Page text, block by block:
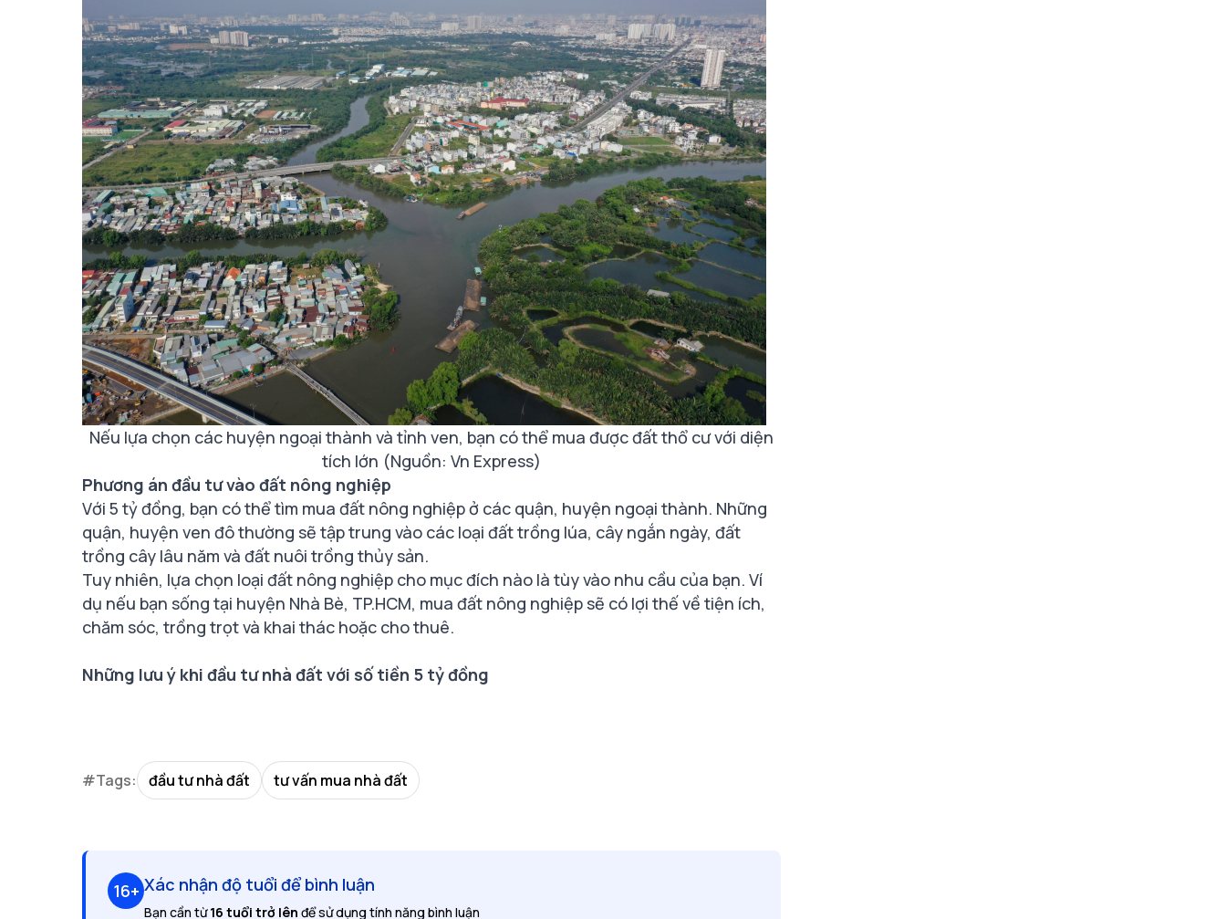
Nếu lựa chọn các huyện ngoại thành và tỉnh ven, bạn có thể mua được đất thổ cư với diện
tích lớn (Nguồn: Vn Express)
Phương án đầu tư vào đất nông nghiệp
Với 5 tỷ đồng, bạn có thể tìm mua đất nông nghiệp ở các quận, huyện ngoại thành. Những
quận, huyện ven đô thường sẽ tập trung vào các loại đất trồng lúa, cây ngắn ngày, đất
trồng cây lâu năm và đất nuôi trồng thủy sản.
Tuy nhiên, lựa chọn loại đất nông nghiệp cho mục đích nào là tùy vào nhu cầu của bạn. Ví
dụ nếu bạn sống tại huyện Nhà Bè, TP.HCM, mua đất nông nghiệp sẽ có lợi thế về tiện ích,
chăm sóc, trồng trọt và khai thác hoặc cho thuê.
Những lưu ý khi đầu tư nhà đất với số tiền 5 tỷ đồng
#Tags: đầu tư nhà đất tư vấn mua nhà đất
16+ Xác nhận độ tuổi để bình luận
Bạn cần từ16 tuổi trở lên để sử dụng tính năng bình luận